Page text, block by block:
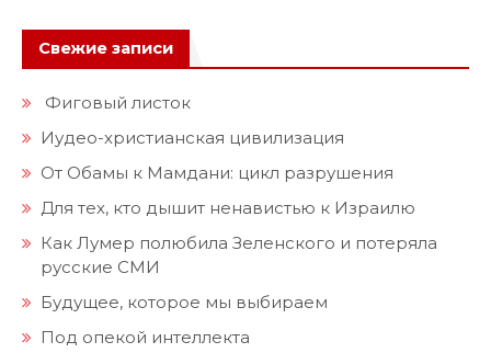
Свежие записи
Фиговый листок
Иудео-христианская цивилизация
От Обамы к Мамдани: цикл разрушения
Для тех, кто дышит ненавистью к Израилю
Как Лумер полюбила Зеленского и потеряла
русские СМИ
Будущее, которое мы выбираем
Под опекой интеллекта